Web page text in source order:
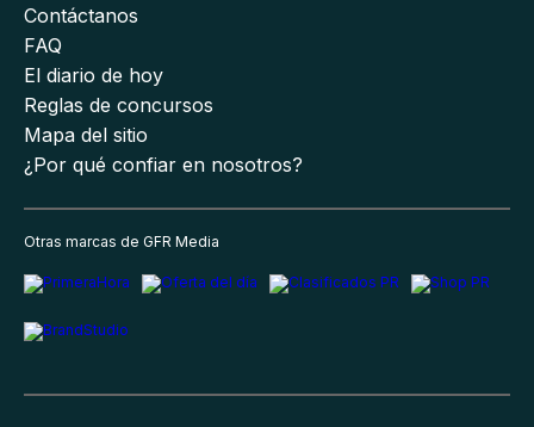
Contáctanos
FAQ
El diario de hoy
Reglas de concursos
Mapa del sitio
¿Por qué confiar en nosotros?
Otras marcas de GFR Media